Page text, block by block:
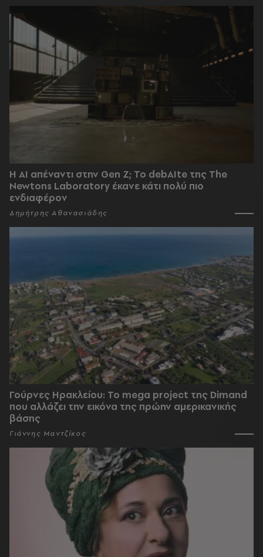
Η AI απέναντι στην Gen Z; Το debAIte της The
Newtons Laboratory έκανε κάτι πολύ πιο
ενδιαφέρον
Δημήτρης Αθανασιάδης
Γούρνες Ηρακλείου: To mega project της Dimand
που αλλάζει την εικόνα της πρώην αμερικανικής
βάσης
Γιάννης Μαντζίκος